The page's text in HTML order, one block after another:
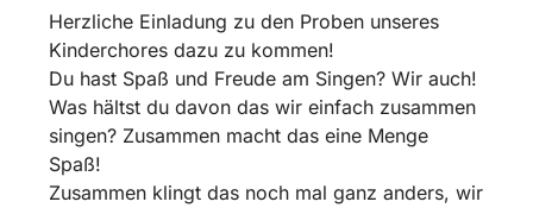
Herzliche Einladung zu den Proben unseres
Kinderchores dazu zu kommen!
Du hast Spaß und Freude am Singen? Wir auch!
Was hältst du davon das wir einfach zusammen
singen? Zusammen macht das eine Menge
Spaß!
Zusammen klingt das noch mal ganz anders, wir